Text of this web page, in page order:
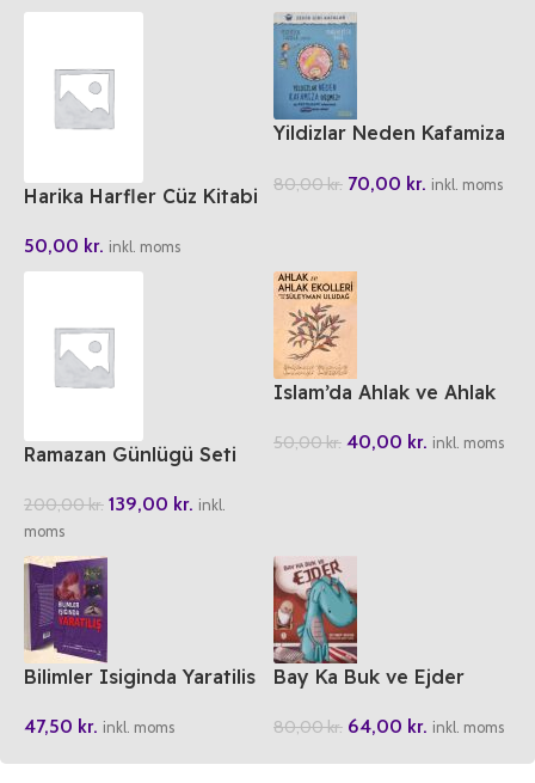
Harika Harfler Cüz Kitabi
50,00 kr. inkl. moms
Yildizlar Neden Kafamiza
80,00kr. 70,00 kr. inkl. moms
Ramazan Günlügü Seti
200,00kr. 139,00 kr. inkl.
moms
Islam’da Ahlak ve Ahlak
50,00kr. 40,00 kr. inkl. moms
Bilimler Isiginda Yaratilis
47,50 kr. inkl. moms
Bay Ka Buk ve Ejder
80,00kr. 64,00 kr. inkl. moms